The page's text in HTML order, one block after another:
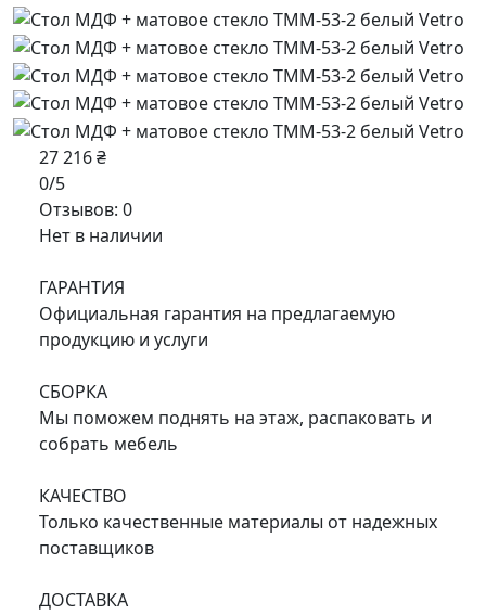
27 216 ₴
0/5
Отзывов: 0
Нет в наличии
ГАРАНТИЯ
Официальная гарантия на предлагаемую
продукцию и услуги
СБОРКА
Мы поможем поднять на этаж, распаковать и
собрать мебель
КАЧЕСТВО
Только качественные материалы от надежных
поставщиков
ДОСТАВКА